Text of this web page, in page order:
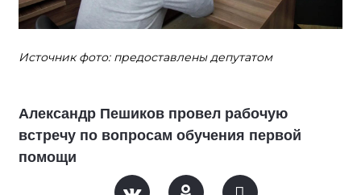
Источник фото: предоставлены депутатом
Александр Пешиков провел рабочую
встречу по вопросам обучения первой
помощи